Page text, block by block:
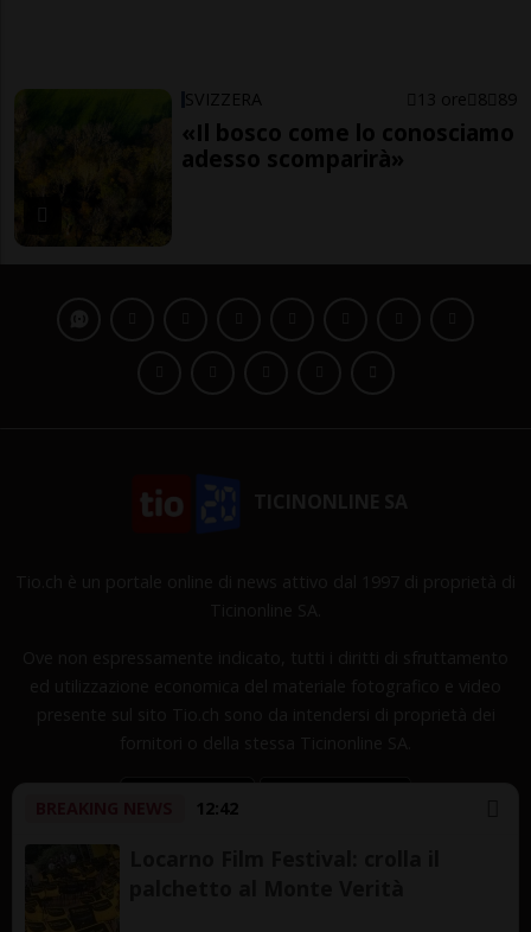
12:42
SVIZZERA 13 ore 8 89
«Il bosco come lo conosciamo
adesso scomparirà»